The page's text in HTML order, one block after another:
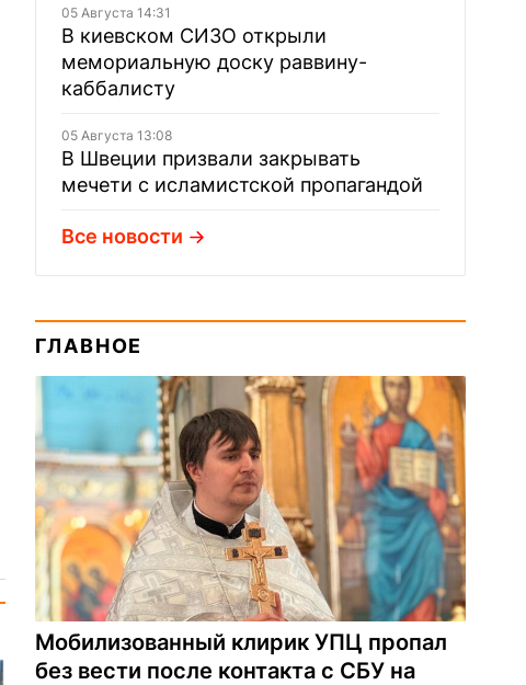
05 Августа 14:31
В киевском СИЗО открыли
мемориальную доску раввину-
каббалисту
05 Августа 13:08
В Швеции призвали закрывать
мечети с исламистской пропагандой
Все новости
ГЛАВНОЕ
Мобилизованный клирик УПЦ пропал
без вести после контакта с СБУ на